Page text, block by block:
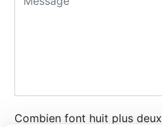
Combien font huit plus deux